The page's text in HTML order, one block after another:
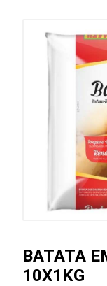
BATATA
10X1KG